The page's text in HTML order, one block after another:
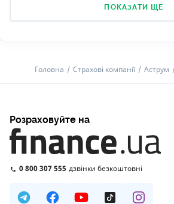
ПОКАЗАТИ ЩЕ
Головна Страхові компанії Аструм
Розраховуйте на
0 800 307 555 дзвінки безкоштовні